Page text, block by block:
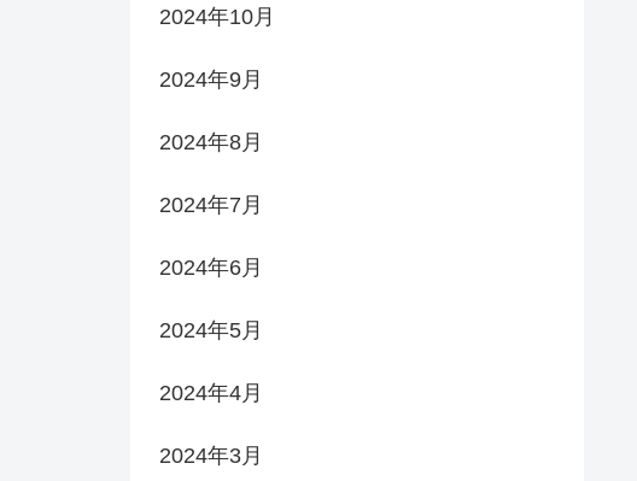
2024年10月
2024年9月
2024年8月
2024年7月
2024年6月
2024年5月
2024年4月
2024年3月